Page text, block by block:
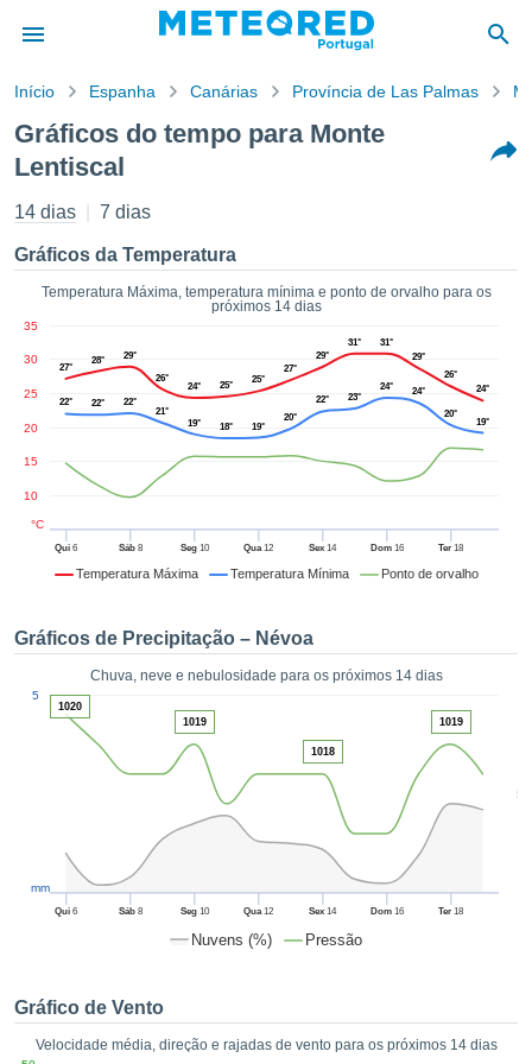
da
por
que as
a este
opções:
e
digital
ou
permite-
a nossa
fornecer-
de alta
todos os
ou
no
como
um perfil
CONTINUAR
Início Espanha Canárias Província de Las Palmas
Gráficos do tempo para Monte
Lentiscal
14 dias 7 dias
Gráficos da Temperatura
Temperatura Máxima, temperatura mínima e ponto de orvalho para os
próximos 14 dias
Temperatura Máxima Temperatura Mínima Ponto de orvalho
Qui 6 Sáb8 Seg10 Qua12 Sex 14 Dom16 Ter 18
10
15
20
25
30
35
°C
27°
28° 29°
26°
24° 25°
25°
27°
29°
31°
31°
29°
26°
24°
22°
22°
22°
21°
19°
18° 19°
20°
22° 23°
24° 24°
20°
19°
Gráficos de Precipitação – Névoa
Chuva, neve e nebulosidade para os próximos 14 dias
Nuvens (%) Pressão
50
Qui 6 Sáb8 Seg10 Qua12 Sex 14 Dom16 Ter 18
5
mm
1020
1019
1018
1019
Gráfico de Vento
Velocidade média, direção e rajadas de vento para os próximos 14 dias